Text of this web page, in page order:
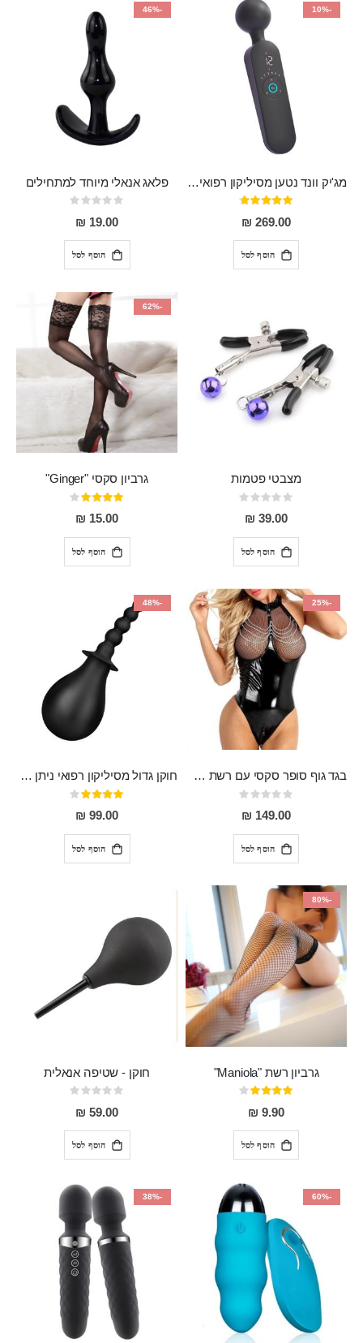
-10%
מג'יק וונד נטען מסיליקון רפואי חזק בעל 12 מצבי רטט ו6 מהירויות שונות ROMI
דירוג:
93%
269.00 ₪
הוסף לסל
-46%
פלאג אנאלי מיוחד למתחילים
Rating:
0%
19.00 ₪
הוסף לסל
מצבטי פטמות
Rating:
0%
39.00 ₪
הוסף לסל
-62%
גרביון סקסי "Ginger"
דירוג:
80%
15.00 ₪
הוסף לסל
-25%
בגד גוף סופר סקסי עם רשת שקופה בחזה ושרשרות מלמעלה וריצרץ מלמטה Pan במפשעה
Rating:
0%
149.00 ₪
הוסף לסל
-48%
חוקן גדול מסיליקון רפואי ניתן לשימוש גם כפלאג וגם כחרוזים אנאלים
דירוג:
80%
99.00 ₪
הוסף לסל
-80%
גרביון רשת "Maniola"
דירוג:
80%
9.90 ₪
הוסף לסל
חוקן - שטיפה אנאלית
Rating:
0%
59.00 ₪
הוסף לסל
-60%
-38%